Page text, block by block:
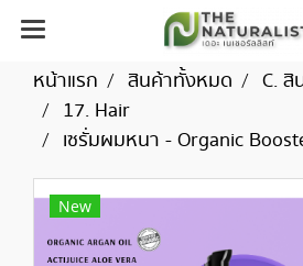
หน้าแรก สินค้าทั้งหมด
C. สิ
17. Hair
เซรั่มผมหนา - Organic
New